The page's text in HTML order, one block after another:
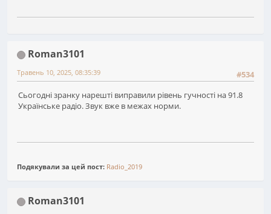
Roman3101
#534
Травень 10, 2025, 08:35:39
Сьогодні зранку нарешті виправили рівень гучності на 91.8
Українське радіо. Звук вже в межах норми.
Подякували за цей пост: Radio_2019
Roman3101